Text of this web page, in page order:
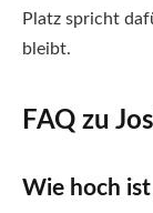
Platz spricht
bleibt.
FAQ zu
Wie hoch